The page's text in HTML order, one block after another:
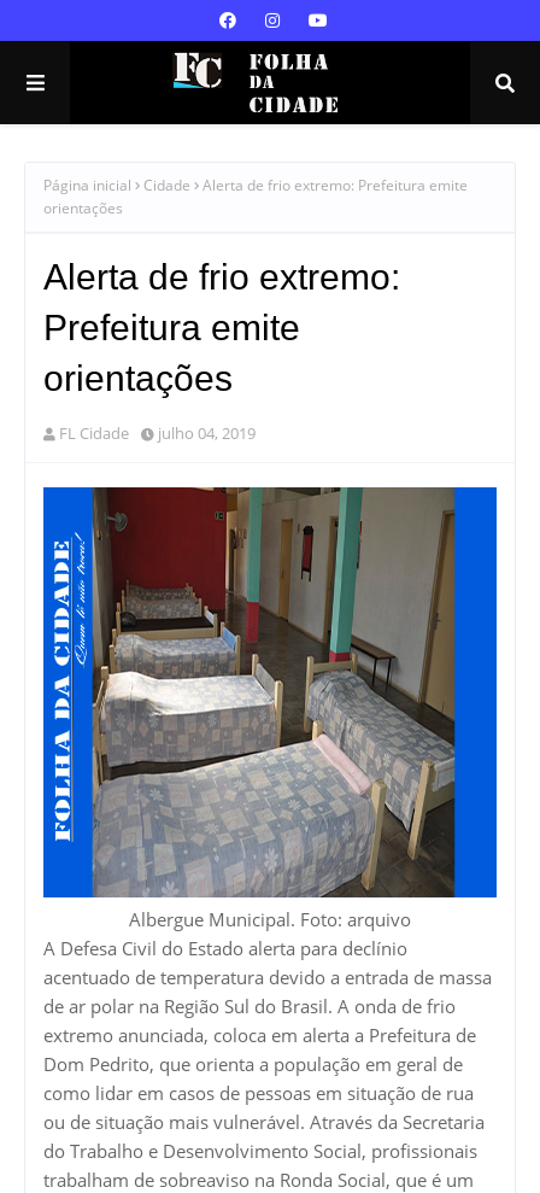
Página inicial Cidade
Alerta de frio extremo: Prefeitura emite
orientações
Alerta de frio extremo:
Prefeitura emite
orientações
FL Cidade julho 04, 2019
Albergue Municipal. Foto: arquivo
A Defesa Civil do Estado alerta para declínio
acentuado de temperatura devido a entrada de massa
de ar polar na Região Sul do Brasil. A onda de frio
extremo anunciada, coloca em alerta a Prefeitura de
Dom Pedrito, que orienta a população em geral de
como lidar em casos de pessoas em situação de rua
ou de situação mais vulnerável. Através da Secretaria
do Trabalho e Desenvolvimento Social, profissionais
trabalham de sobreaviso na Ronda Social, que é um